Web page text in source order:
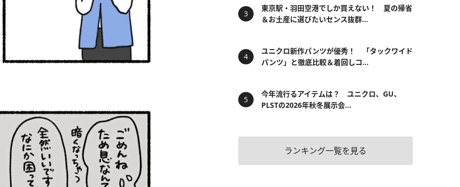
東京駅・羽田空港でしか買えない！ 夏の帰省
＆お土産に選びたいセンス抜群...
ユニクロ新作パンツが優秀！ 「タックワイド
パンツ」と徹底比較＆着回しコ...
今年流行るアイテムは？ ユニクロ、GU、
PLSTの2026年秋冬展示会...
ランキング一覧を見る